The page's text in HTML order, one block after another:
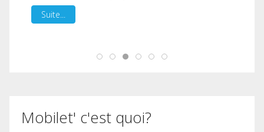
Suite...
Mobilet' c'est quoi?